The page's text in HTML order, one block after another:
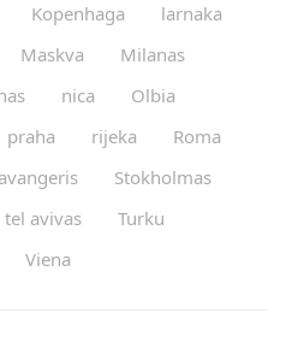
Kopenhaga
larnaka
Maskva
Milanas
nica
Olbia
praha rijeka
Roma
Stokholmas
tel avivas
Turku
Viena